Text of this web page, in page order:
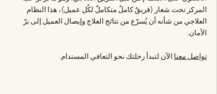
المركز تحت شعار (فريقٌ كاملٌ متكاملٌ لكُل عميل)، هذا النظام
العلاجي من شأنه أن يُسرّع من نتائج العلاج وإيصال العميل إلى برّ
الأمان.
تواصل معنا الآن لتبدأ رحلتك نحو التعافي المستدام.